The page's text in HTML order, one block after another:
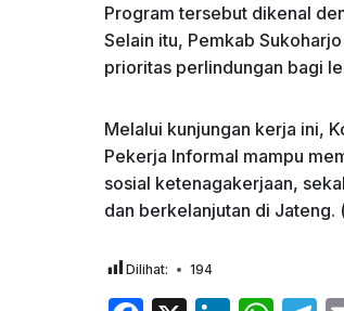
Program tersebut dikenal
Selain itu, Pemkab
prioritas perlindungan bagi
Melalui kunjungan kerja ini,
Pekerja Informal mampu
sosial ketenagakerjaan,
dan berkelanjutan di Jateng.
Dilihat: 194